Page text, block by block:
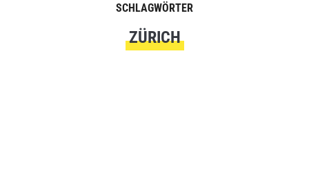
SCHLAGWÖRTER
ZÜRICH